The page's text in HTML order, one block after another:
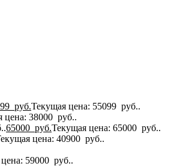
руб.Текущая цена: 55099 руб..
цена: 38000 руб..
65000 руб.Текущая цена: 65000 руб..
цена: 40900 руб..
59000 руб..